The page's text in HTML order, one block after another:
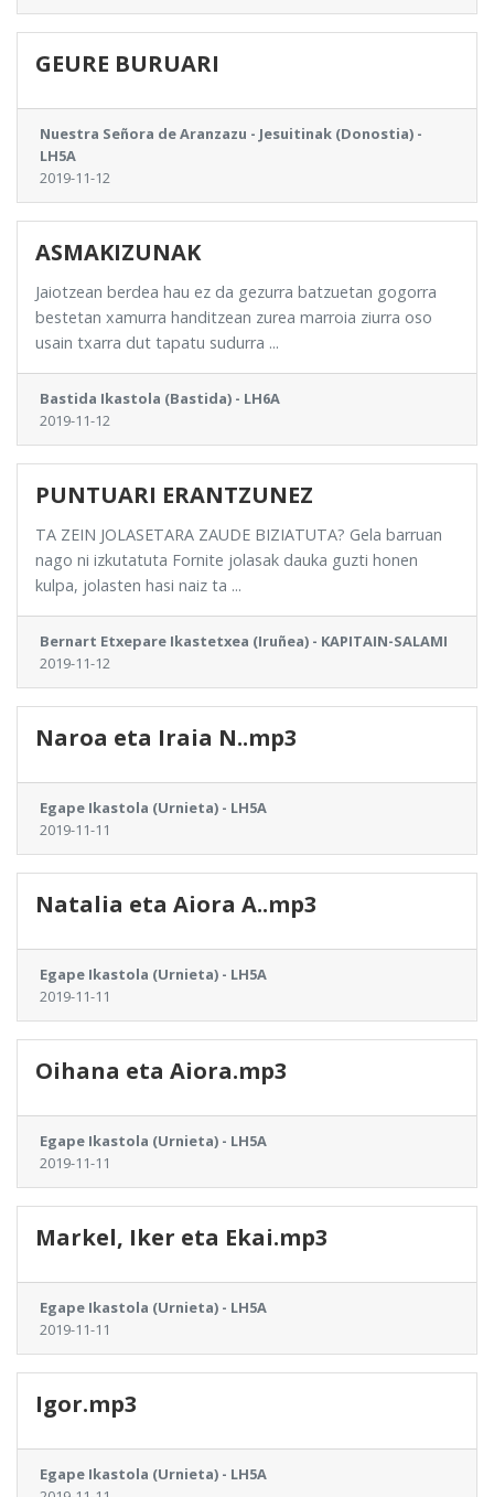
GEURE BURUARI
Nuestra Señora de Aranzazu - Jesuitinak (Donostia) -
LH5A
2019-11-12
ASMAKIZUNAK
Jaiotzean berdea hau ez da gezurra batzuetan gogorra
bestetan xamurra handitzean zurea marroia ziurra oso
usain txarra dut tapatu sudurra ...
Bastida Ikastola (Bastida) - LH6A
2019-11-12
PUNTUARI ERANTZUNEZ
TA ZEIN JOLASETARA ZAUDE BIZIATUTA? Gela barruan
nago ni izkutatuta Fornite jolasak dauka guzti honen
kulpa, jolasten hasi naiz ta ...
Bernart Etxepare Ikastetxea (Iruñea) - KAPITAIN-SALAMI
2019-11-12
Naroa eta Iraia N..mp3
Egape Ikastola (Urnieta) - LH5A
2019-11-11
Natalia eta Aiora A..mp3
Egape Ikastola (Urnieta) - LH5A
2019-11-11
Oihana eta Aiora.mp3
Egape Ikastola (Urnieta) - LH5A
2019-11-11
Markel, Iker eta Ekai.mp3
Egape Ikastola (Urnieta) - LH5A
2019-11-11
Igor.mp3
Egape Ikastola (Urnieta) - LH5A